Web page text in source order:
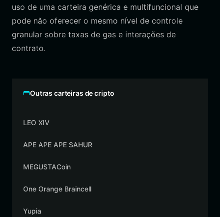
uso de uma carteira genérica e multifuncional que
pode não oferecer o mesmo nível de controle
granular sobre taxas de gas e interações de
contrato.
Outras carteiras de cripto
LEO XIV
APE APE APE SAHUR
MEGUSTACoin
One Orange Braincell
Yupia